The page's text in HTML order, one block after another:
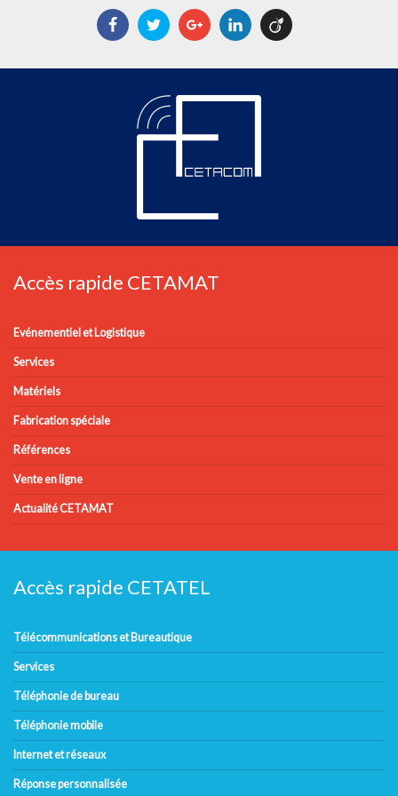
FacebookTwitter Google+LinkedIn
Accès rapide CETAMAT
Evénementiel et Logistique
Services
Matériels
Fabrication spéciale
Références
Vente en ligne
Actualité CETAMAT
Accès rapide CETATEL
Télécommunications et Bureautique
Services
Téléphonie de bureau
Téléphonie mobile
Internet et réseaux
Réponse personnalisée